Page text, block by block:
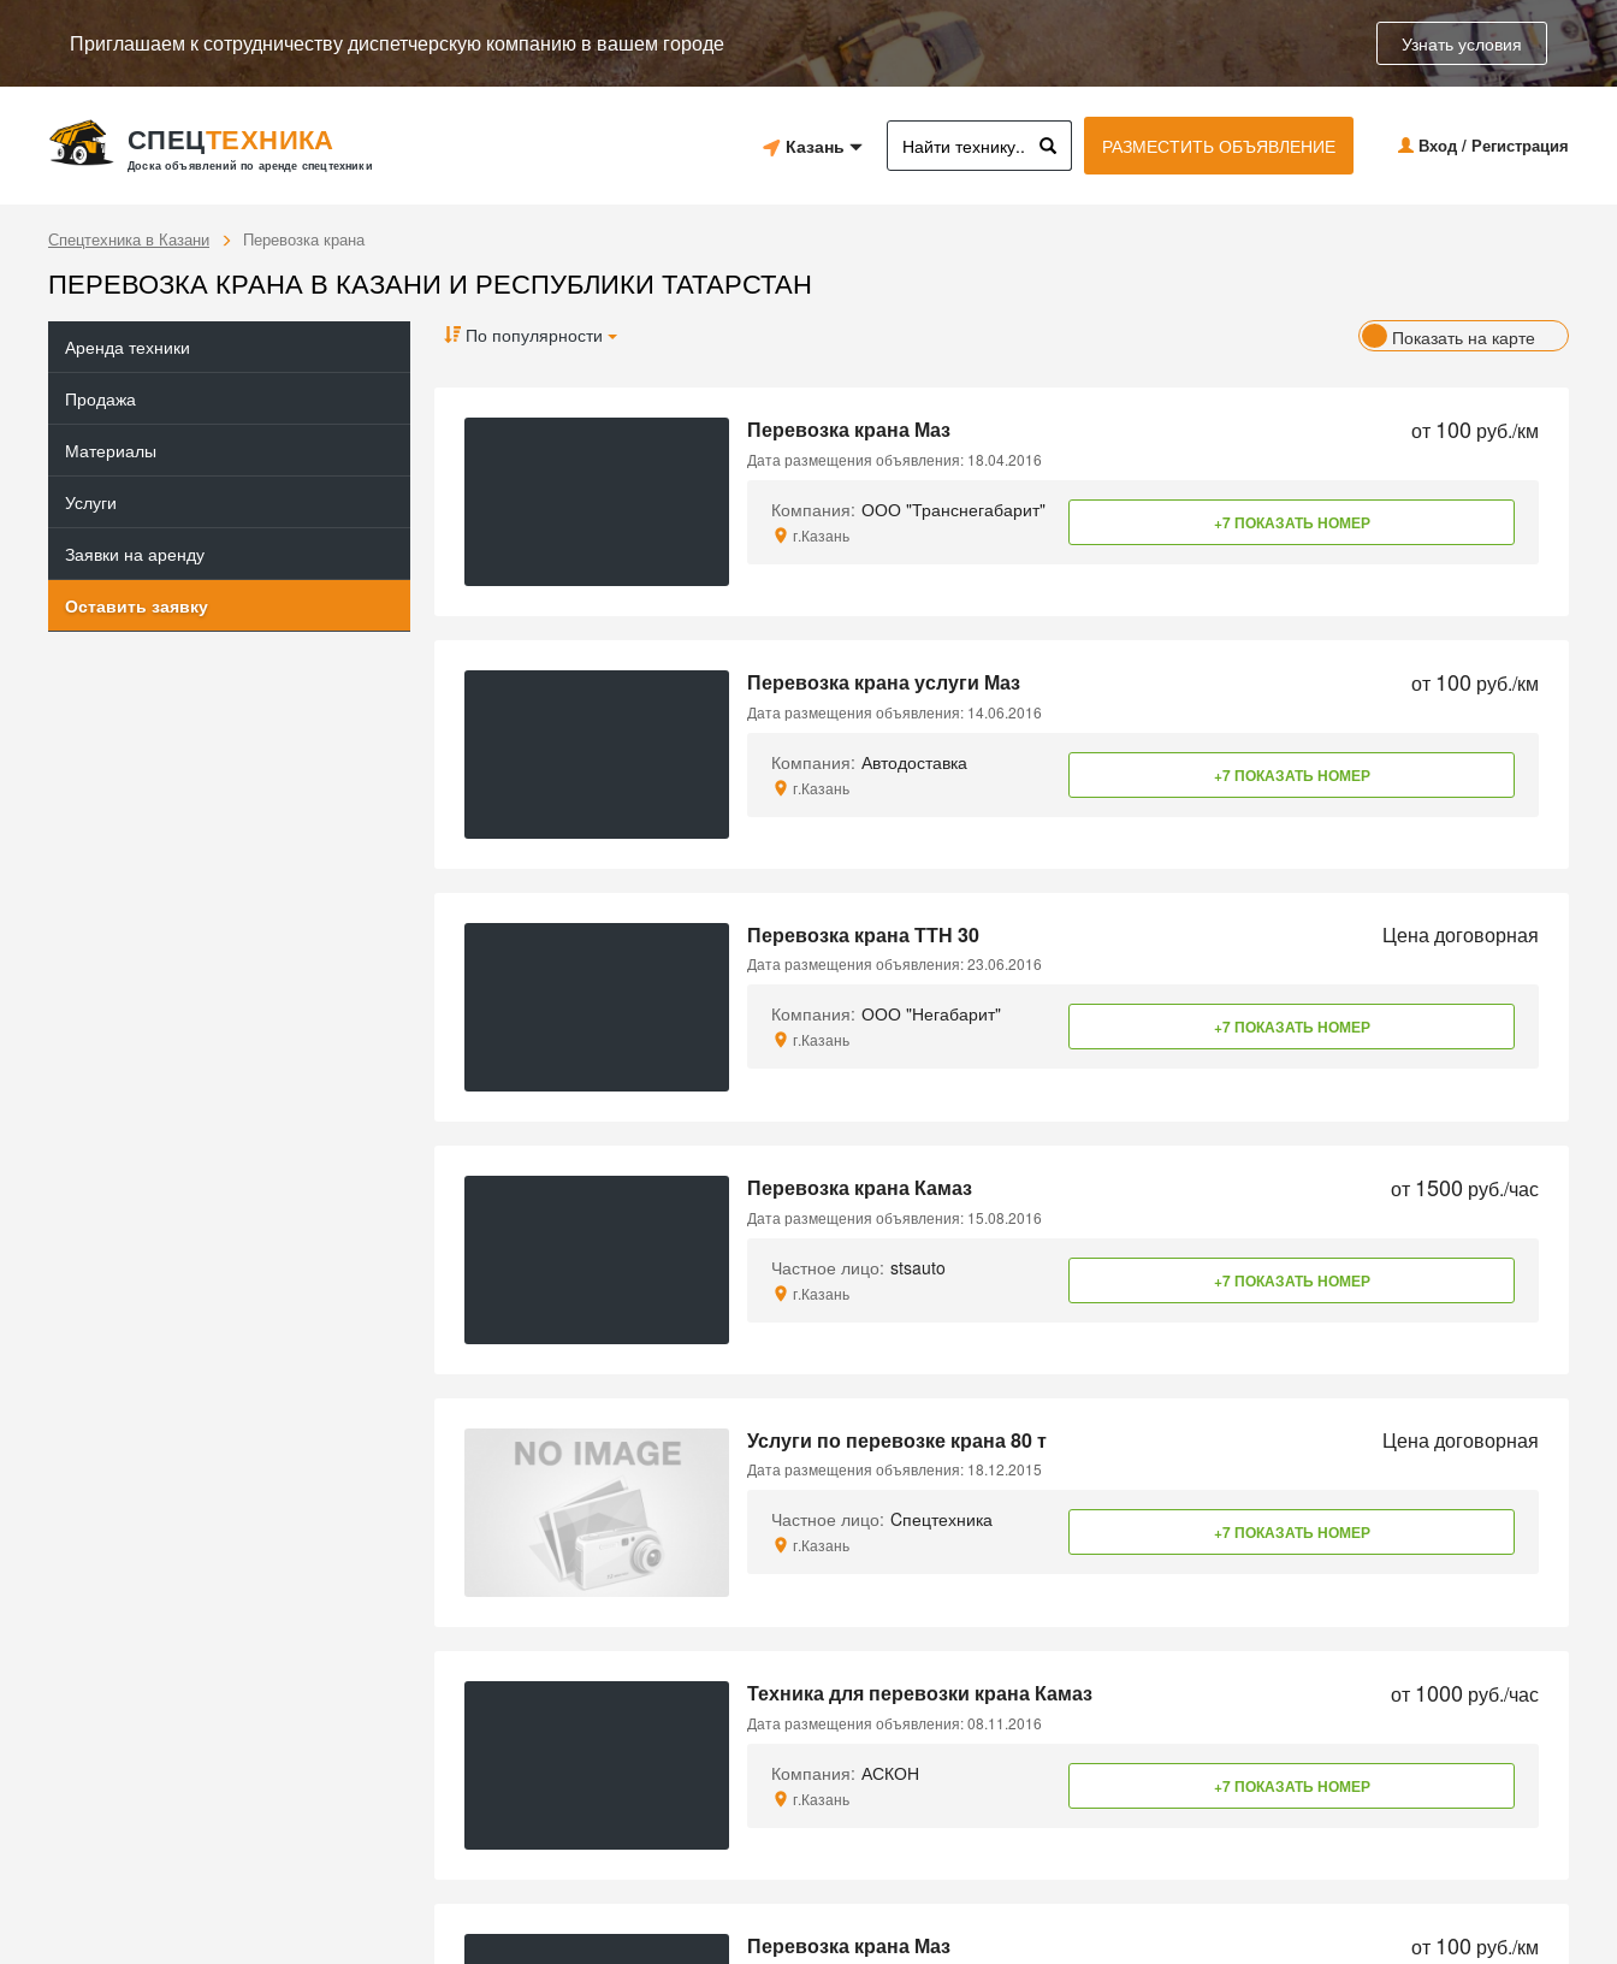
Приглашаем к сотрудничеству диспетчерскую компанию в вашем городе Узнать условия
СПЕЦТЕХНИКА
Доска объявлений по аренде спецтехники
Казань РАЗМЕСТИТЬ ОБЪЯВЛЕНИЕ Вход / Регистрация
Спецтехника в Казани Перевозка крана
ПЕРЕВОЗКА КРАНА В КАЗАНИ И РЕСПУБЛИКИ ТАТАРСТАН
Аренда техники
Продажа
Материалы
Услуги
Заявки на аренду
Оставить заявку
По популярности Показать на карте
Перевозка крана Маз от 100 руб./км
Дата размещения объявления: 18.04.2016
Компания: ООО "Транснегабарит"
г.Казань
+7 ПОКАЗАТЬ НОМЕР
Перевозка крана услуги Маз от 100 руб./км
Дата размещения объявления: 14.06.2016
Компания: Автодоставка
г.Казань
+7 ПОКАЗАТЬ НОМЕР
Перевозка крана ТТН 30 Цена договорная
Дата размещения объявления: 23.06.2016
Компания: ООО "Негабарит"
г.Казань
+7 ПОКАЗАТЬ НОМЕР
Перевозка крана Камаз от 1500 руб./час
Дата размещения объявления: 15.08.2016
Частное лицо: stsauto
г.Казань
+7 ПОКАЗАТЬ НОМЕР
Услуги по перевозке крана 80 т Цена договорная
Дата размещения объявления: 18.12.2015
Частное лицо: Cпецтехника
г.Казань
+7 ПОКАЗАТЬ НОМЕР
Техника для перевозки крана Камаз от 1000 руб./час
Дата размещения объявления: 08.11.2016
Компания: АСКОН
г.Казань
+7 ПОКАЗАТЬ НОМЕР
Перевозка крана Маз от 100 руб./км